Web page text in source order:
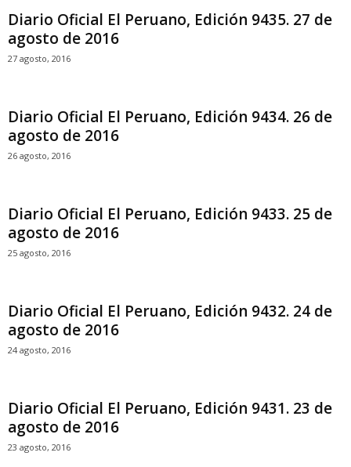
Diario Oficial El Peruano, Edición 9435. 27 de
agosto de 2016
27 agosto, 2016
Diario Oficial El Peruano, Edición 9434. 26 de
agosto de 2016
26 agosto, 2016
Diario Oficial El Peruano, Edición 9433. 25 de
agosto de 2016
25 agosto, 2016
Diario Oficial El Peruano, Edición 9432. 24 de
agosto de 2016
24 agosto, 2016
Diario Oficial El Peruano, Edición 9431. 23 de
agosto de 2016
23 agosto, 2016